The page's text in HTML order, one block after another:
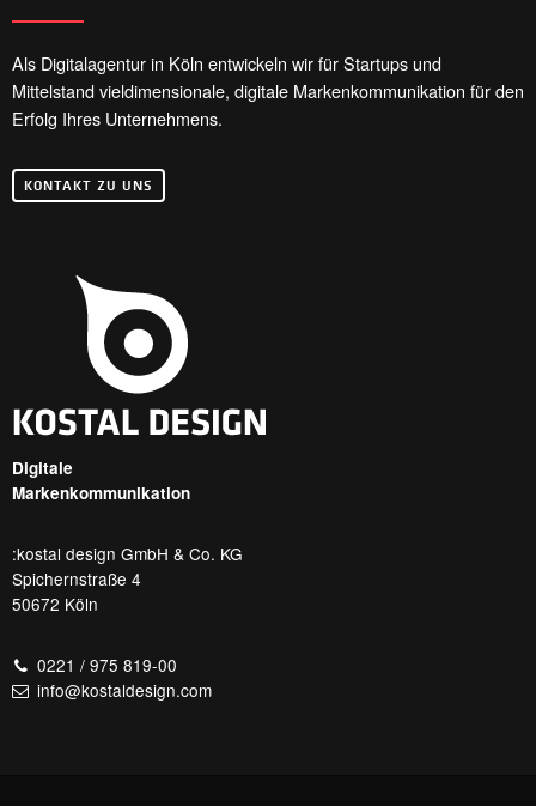
Als Digitalagentur in Köln entwickeln wir für Startups und
Mittelstand vieldimensionale, digitale Markenkommunikation für den
Erfolg Ihres Unternehmens.
KONTAKT ZU UNS
Digitale
Markenkommunikation
:kostal design GmbH & Co. KG
Spichernstraße 4
50672 Köln
0221 / 975 819-00
info@kostaldesign.com